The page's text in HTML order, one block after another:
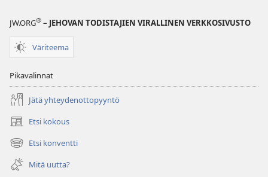
JW.ORG® – JEHOVAN TODISTAJIEN VIRALLINEN VERKKOSIVUSTO
Väriteema
Pikavalinnat
Jätä yhteydenottopyyntö
Etsi kokous
(avaa
uuden
ikkunan)
Etsi konventti
(avaa
uuden
ikkunan)
Mitä uutta?